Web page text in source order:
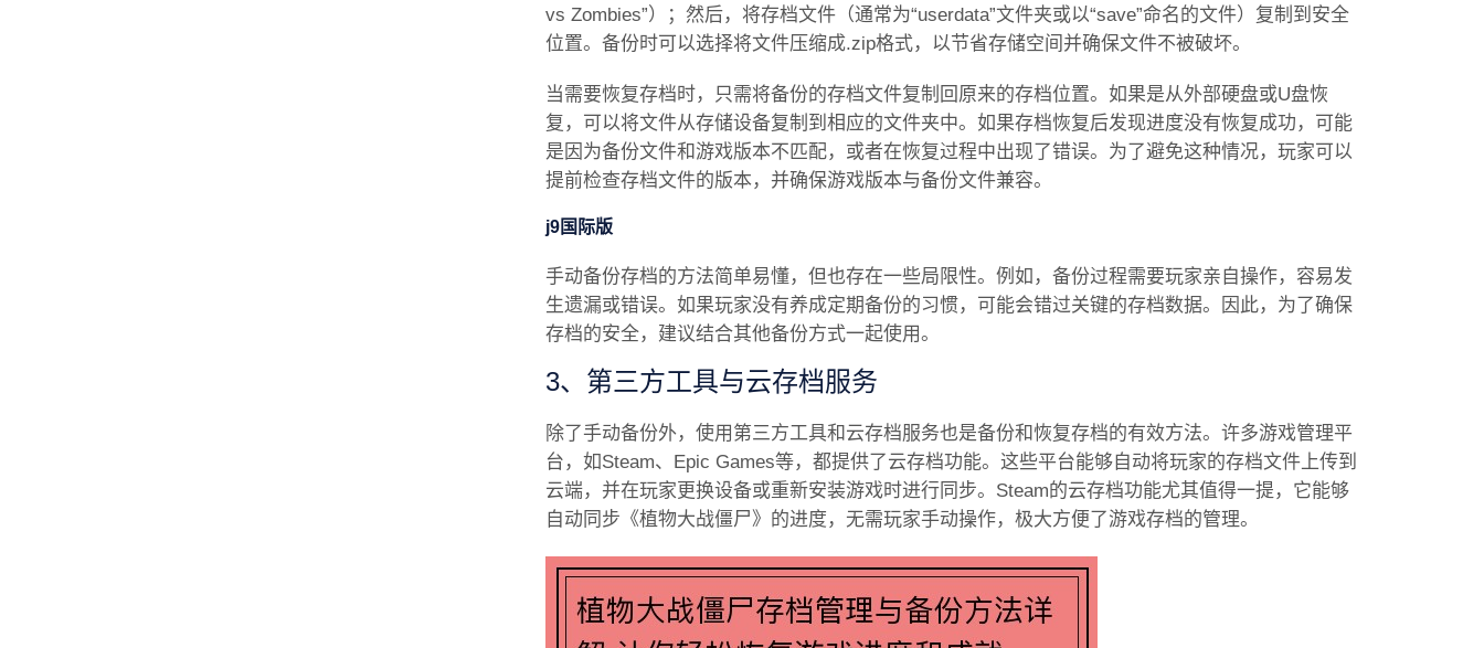
vs Zombies”）；然后，将存档文件（通常为“userdata”文件夹或以“save”命名的文件）复制到安全
位置。备份时可以选择将文件压缩成.zip格式，以节省存储空间并确保文件不被破坏。
当需要恢复存档时，只需将备份的存档文件复制回原来的存档位置。如果是从外部硬盘或U盘恢
复，可以将文件从存储设备复制到相应的文件夹中。如果存档恢复后发现进度没有恢复成功，可能
是因为备份文件和游戏版本不匹配，或者在恢复过程中出现了错误。为了避免这种情况，玩家可以
提前检查存档文件的版本，并确保游戏版本与备份文件兼容。
j9国际版
手动备份存档的方法简单易懂，但也存在一些局限性。例如，备份过程需要玩家亲自操作，容易发
生遗漏或错误。如果玩家没有养成定期备份的习惯，可能会错过关键的存档数据。因此，为了确保
存档的安全，建议结合其他备份方式一起使用。
3、第三方工具与云存档服务
除了手动备份外，使用第三方工具和云存档服务也是备份和恢复存档的有效方法。许多游戏管理平
台，如Steam、Epic Games等，都提供了云存档功能。这些平台能够自动将玩家的存档文件上传到
云端，并在玩家更换设备或重新安装游戏时进行同步。Steam的云存档功能尤其值得一提，它能够
自动同步《植物大战僵尸》的进度，无需玩家手动操作，极大方便了游戏存档的管理。